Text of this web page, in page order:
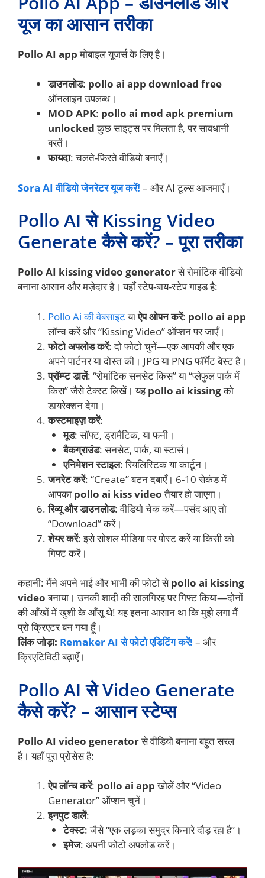
यूज का आसान तरीका
Pollo AI appमोबाइल यूजर्स के लिए है।
डाउनलोड: pollo ai app download free
ऑनलाइन उपलब्ध।
MOD APK: pollo ai mod apk premium
unlockedकुछ साइट्स पर मिलता है, पर सावधानी
बरतें।
फायदा: चलते-फिरते वीडियो बनाएँ।
Sora AI वीडियो जेनरेटर यूज करें! – और AI टूल्स आजमाएँ।
Pollo AI से Kissing Video
Generate कैसे करें? – पूरा तरीका
Pollo AI kissing video generatorसे रोमांटिक वीडियो
बनाना आसान और मज़ेदार है। यहाँ स्टेप-बाय-स्टेप गाइड है:
Pollo Ai की वेबसाइटयाऐप ओपन करें: pollo ai app
लॉन्च करें और “Kissing Video” ऑप्शन पर जाएँ।
फोटो अपलोड करें: दो फोटो चुनें—एक आपकी और एक
अपने पार्टनर या दोस्त की। JPG या PNG फॉर्मेट बेस्ट है।
प्रॉम्प्ट डालें: “रोमांटिक सनसेट किस” या “प्लेफुल पार्क में
किस” जैसे टेक्स्ट लिखें। यहpollo ai kissingको
डायरेक्शन देगा।
कस्टमाइज़ करें:
मूड: सॉफ्ट, ड्रामैटिक, या फनी।
बैकग्राउंड: सनसेट, पार्क, या स्टार्स।
एनिमेशन स्टाइल: रियलिस्टिक या कार्टून।
जनरेट करें: “Create” बटन दबाएँ। 6-10 सेकंड में
आपका pollo ai kiss videoतैयार हो जाएगा।
रिव्यू और डाउनलोड: वीडियो चेक करें—पसंद आए तो
“Download” करें।
शेयर करें: इसे सोशल मीडिया पर पोस्ट करें या किसी को
गिफ्ट करें।
कहानी: मैंने अपने भाई और भाभी की फोटो सेpollo ai kissing
videoबनाया। उनकी शादी की सालगिरह पर गिफ्ट किया—दोनों
की आँखों में खुशी के आँसू थे! यह इतना आसान था कि मुझे लगा मैं
प्रो क्रिएटर बन गया हूँ।
लिंक जोड़ा: Remaker AI से फोटो एडिटिंग करें! – और
क्रिएटिविटी बढ़ाएँ।
Pollo AI से Video Generate
कैसे करें? – आसान स्टेप्स
Pollo AI video generatorसे वीडियो बनाना बहुत सरल
है। यहाँ पूरा प्रोसेस है:
ऐप लॉन्च करें: pollo ai appखोलें और “Video
Generator” ऑप्शन चुनें।
इनपुट डालें:
टेक्स्ट: जैसे “एक लड़का समुद्र किनारे दौड़ रहा है”।
इमेज: अपनी फोटो अपलोड करें।